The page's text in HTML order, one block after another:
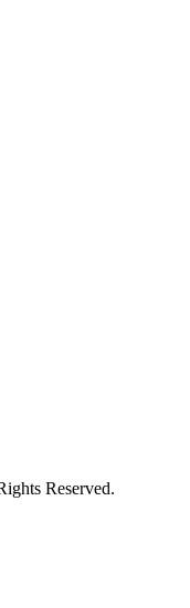
Reserved.